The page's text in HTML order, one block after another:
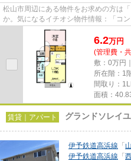
松山市周辺にある物件をお求めの方は
か。気になるイチオシ物件情報：「コ
ートで、電車での通勤にも便利な...
6.2万円
(管理費・
敷：0万円
所在階：1
間取り：
面積：
賃貸｜アパート グランドソレイ
伊予鉄道高浜線 「
伊予鉄道高浜線 「